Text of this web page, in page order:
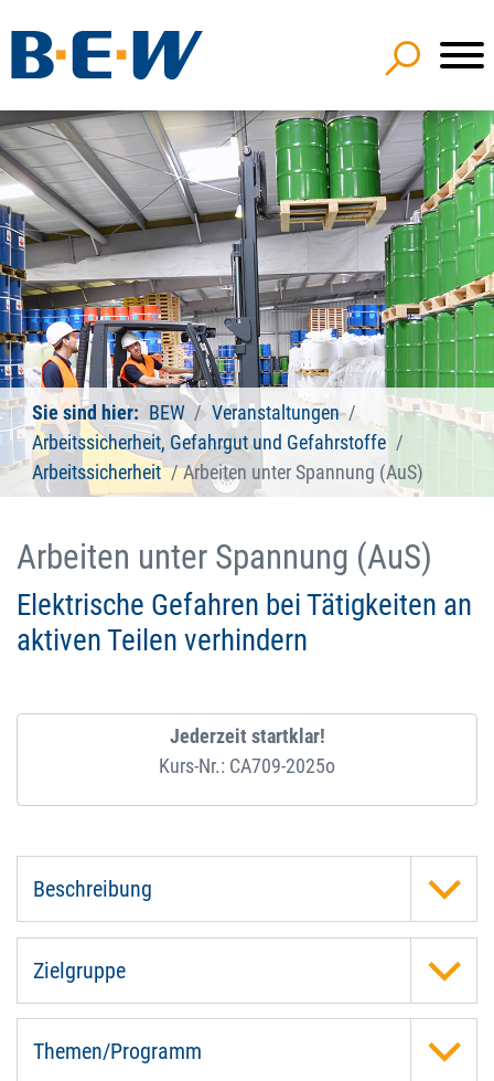
Sie sind hier: BEW
Veranstaltungen
Arbeitssicherheit, Gefahrgut und Gefahrstoffe
Arbeitssicherheit
Arbeiten unter Spannung (AuS)
Arbeiten unter Spannung (AuS)
Elektrische Gefahren bei Tätigkeiten an
aktiven Teilen verhindern
Jederzeit startklar!
Kurs-Nr.: CA709-2025o
Beschreibung
Zielgruppe
Themen/Programm